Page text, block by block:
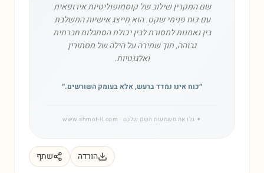
שם המקרין שילוב של קוסמופוליטיות אירופאית
עם כוח פנימי שקט. הוא מייצג אישיות המשלבת
בין נאמנות למסורת לבין יכולת הסתגלות חברתית
גבוהה, תוך שמירה על הילה של מסתורין
ואלגנטיות.
״כוח אינו נמדד ברעש, אלא בעומק השורשים.״
✦ גלו את משמעות השם שלכם · www.shmot-il.com
הורדה שתף